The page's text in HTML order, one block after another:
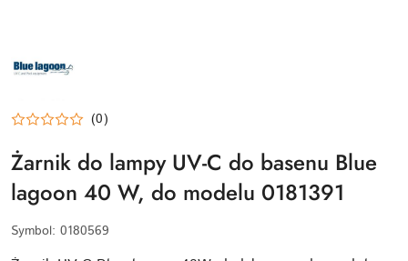
LOGO
(0)
Żarnik do lampy UV-C do basenu Blue
lagoon 40 W, do modelu 0181391
Symbol: 0180569